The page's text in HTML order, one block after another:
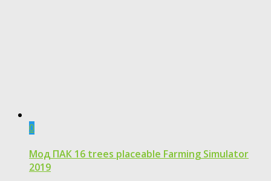
0
Мод ПАК 16 trees placeable Farming Simulator
2019